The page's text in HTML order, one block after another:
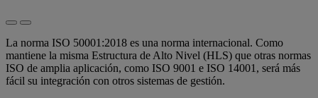
La norma ISO 50001:2018 es una norma internacional. Como
mantiene la misma Estructura de Alto Nivel (HLS) que otras normas
ISO de amplia aplicación, como ISO 9001 e ISO 14001, será más
fácil su integración con otros sistemas de gestión.